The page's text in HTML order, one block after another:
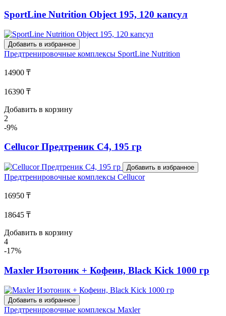
SportLine Nutrition Object 195, 120 капсул
Добавить в избранное
Предтренировочные комплексы SportLine Nutrition
14900 ₸
16390 ₸
Добавить в корзину
2
-9%
Cellucor Предтреник C4, 195 гр
Добавить в избранное
Предтренировочные комплексы Cellucor
16950 ₸
18645 ₸
Добавить в корзину
4
-17%
Maxler Изотоник + Кофеин, Black Kick 1000 гр
Добавить в избранное
Предтренировочные комплексы Maxler